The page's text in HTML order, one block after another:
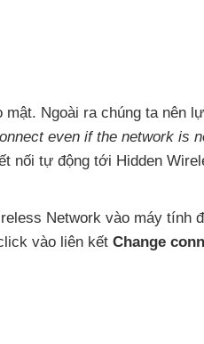
mật. Ngoài ra chúng ta nên
even if the network is
nối tự động tới Hidden
Network vào máy tính
vào liên kết Change